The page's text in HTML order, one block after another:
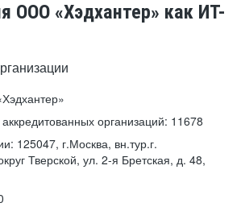
ООО «Хэдхантер» как ИТ-
организаций: 11678
125047, г.Москва, вн.тур.г.
Тверской, ул. 2-я Бретская, д. 48,